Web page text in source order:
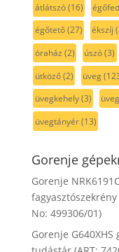
átlátszó(16)
égőtető(27) ékszíj
óraház (2) úszó(3)
ütköző(2) üveg
üvegkehely(3)
üvegtányér(13)
Gorenje
Gorenje
No: 499306/01)
Gorenje